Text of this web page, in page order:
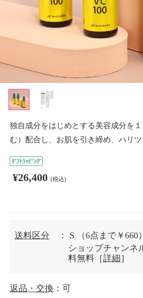
独自成分をはじめとする美容成分を
む）配合し、お肌を引き締め、ハリツ
¥26,400 (税込)
送料区分 ： S
（6点まで￥660）
ショップチャンネ
料無料［詳細 ］
返品・交換 ：可